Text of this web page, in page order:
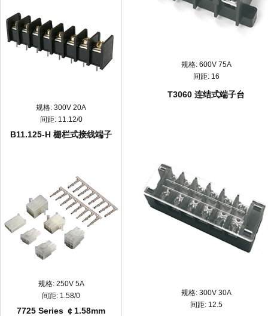
规格: 300V 20A
间距: 11.12/0
B11.125-H 栅栏式接线端子
规格: 250V 5A
间距: 1.58/0
7725 Series ￠1.58mm
规格: 600V 75A
间距: 16
T3060 连结式端子台
规格: 300V 30A
间距: 12.5